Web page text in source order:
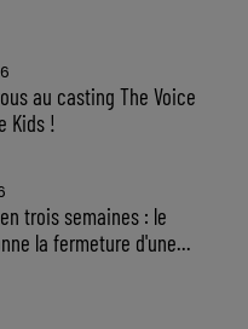
au casting The Voice
Kids !
trois semaines : le
la fermeture d'une...